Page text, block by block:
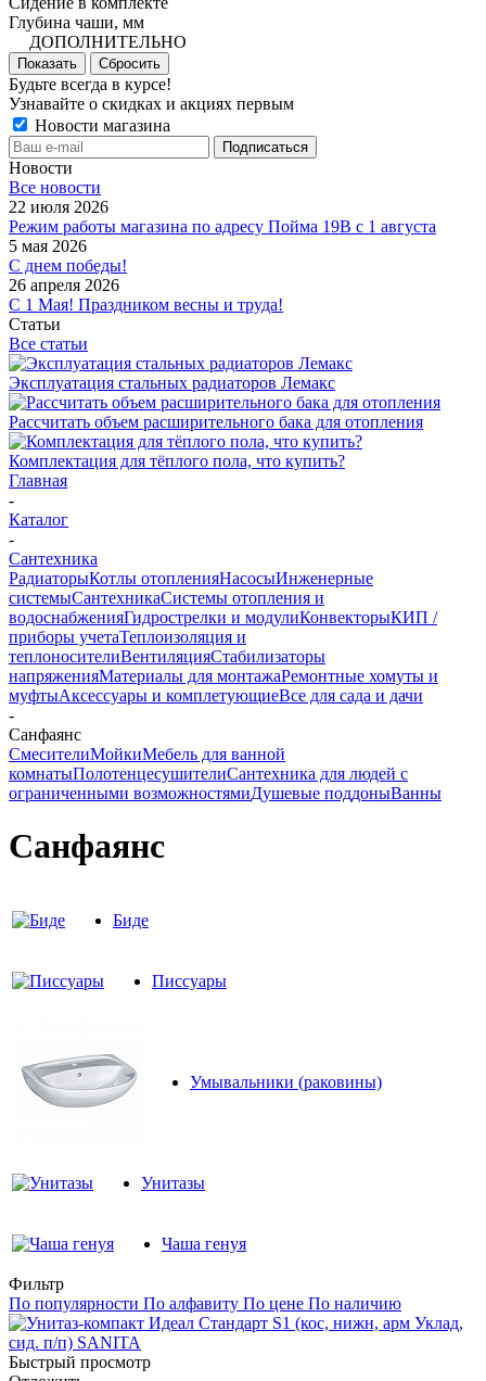
Глубина чаши, мм
ДОПОЛНИТЕЛЬНО
Показать Сбросить
Будьте всегда в курсе!
Узнавайте о скидках и акциях первым
Новости магазина
Новости
Все новости
22 июля 2026
Режим работы магазина по адресу Пойма 19В с 1 августа
5 мая 2026
С днем победы!
26 апреля 2026
С 1 Мая! Праздником весны и труда!
Статьи
Все статьи
Эксплуатация стальных радиаторов Лемакс
Рассчитать объем расширительного бака для отопления
Комплектация для тёплого пола, что купить?
Главная
-
Каталог
-
Сантехника
РадиаторыКотлы отопленияНасосыИнженерные
системыСантехникаСистемы отопления и
водоснабженияГидрострелки и модулиКонвекторыКИП /
приборы учетаТеплоизоляция и
теплоносителиВентиляцияСтабилизаторы
напряженияМатериалы для монтажаРемонтные хомуты и
муфтыАксессуары и комплетующиеВсе для сада и дачи
-
Санфаянс
СмесителиМойкиМебель для ванной
комнатыПолотенцесушителиСантехника для людей с
ограниченными возможностямиДушевые поддоныВанны
Санфаянс
Биде
Писсуары
Умывальники (раковины)
Унитазы
Чаша генуя
Фильтр
По популярности По алфавиту По цене По наличию
Быстрый просмотр